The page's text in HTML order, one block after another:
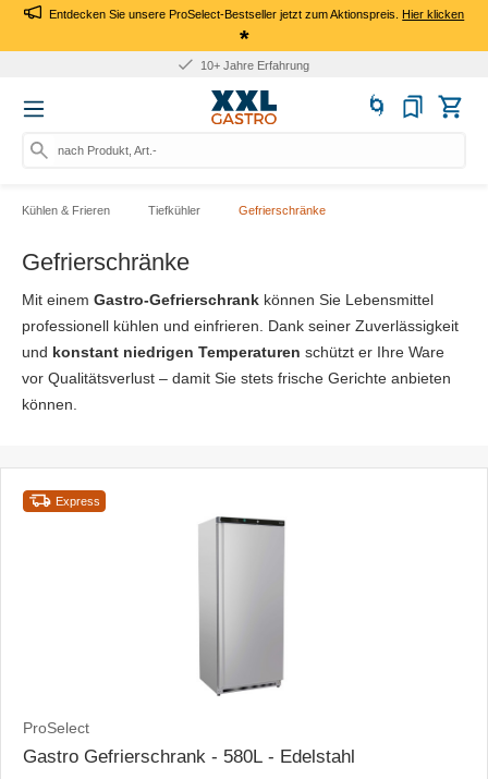
Entdecken Sie unsere ProSelect-Bestseller jetzt zum Aktionspreis.Hier klicken
*
10+ Jahre Erfahrung
nach Produkt, Art.-Nr., Marke
Kühlen & Frieren Tiefkühler Gefrierschränke
Gefrierschränke
Mit einem Gastro-Gefrierschrank können Sie Lebensmittel
professionell kühlen und einfrieren. Dank seiner Zuverlässigkeit
und konstant niedrigen Temperaturen schützt er Ihre Ware
vor Qualitätsverlust – damit Sie stets frische Gerichte anbieten
können.
Express
ProSelect
Gastro Gefrierschrank - 580L - Edelstahl